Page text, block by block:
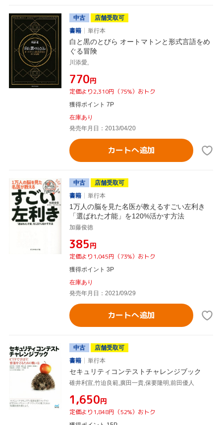
中古
店舗受取可
書籍
単行本
白と黒のとびら オートマトンと形式言語をめ
ぐる冒険
川添愛,
¥770円
定価より2,310円（75%）おトク
獲得ポイント 7P
在庫あり
発売年月日：2013/04/20
カートへ追加
中古
店舗受取可
書籍
単行本
1万人の脳を見た名医が教えるすごい左利き
「選ばれた才能」を120%活かす方法
加藤俊徳
¥385円
定価より1,045円（73%）おトク
獲得ポイント 3P
在庫あり
発売年月日：2021/09/29
カートへ追加
中古
店舗受取可
書籍
単行本
セキュリティコンテストチャレンジブック
碓井利宣,竹迫良範,廣田一貴,保要隆明,前田優人
¥1,650円
定価より1,848円（52%）おトク